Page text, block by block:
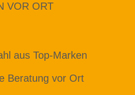
VOR ORT
aus Top-Marken
Beratung vor Ort